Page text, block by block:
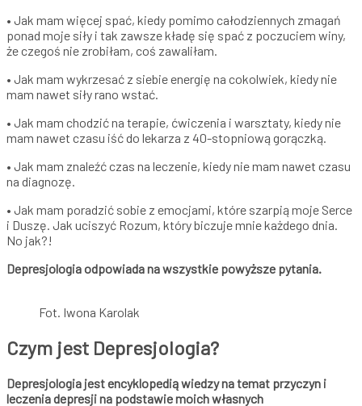
• Jak mam więcej spać, kiedy pomimo całodziennych zmagań
ponad moje siły i tak zawsze kładę się spać z poczuciem winy,
że czegoś nie zrobiłam, coś zawaliłam.
• Jak mam wykrzesać z siebie energię na cokolwiek, kiedy nie
mam nawet siły rano wstać.
• Jak mam chodzić na terapie, ćwiczenia i warsztaty, kiedy nie
mam nawet czasu iść do lekarza z 40-stopniową gorączką.
• Jak mam znaleźć czas na leczenie, kiedy nie mam nawet czasu
na diagnozę.
• Jak mam poradzić sobie z emocjami, które szarpią moje Serce
i Duszę. Jak uciszyć Rozum, który biczuje mnie każdego dnia.
No jak?!
Depresjologia odpowiada na wszystkie powyższe pytania.
Fot. Iwona Karolak
Czym jest Depresjologia?
Depresjologia jest encyklopedią wiedzy na temat przyczyn i
leczenia depresji na podstawie moich własnych